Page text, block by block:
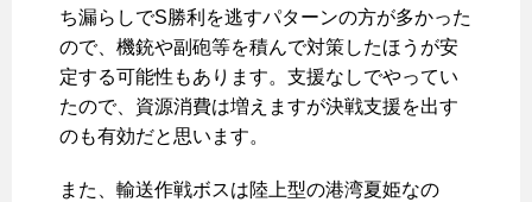
ち漏らしでS勝利を逃すパターンの方が多かった
ので、機銃や副砲等を積んで対策したほうが安
定する可能性もあります。支援なしでやってい
たので、資源消費は増えますが決戦支援を出す
のも有効だと思います。
また、輸送作戦ボスは陸上型の港湾夏姫なの